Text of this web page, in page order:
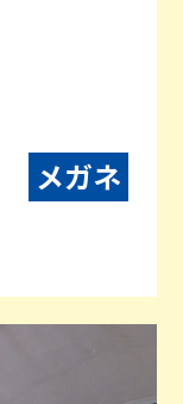
メガネ